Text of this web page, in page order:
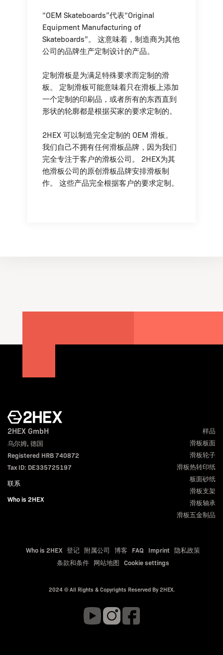
“OEM Skateboards”代表“Original
Equipment Manufacturing of
Skateboards”。 这意味着，制造商为其他
公司的品牌生产定制设计的产品。
定制滑板是为满足特殊要求而定制的滑
板。 定制滑板可能意味着只在滑板上添加
一个定制的印刷品，或者所有的东西直到
形状的轮廓都是根据买家的要求定制的。
2HEX 可以制造完全定制的 OEM 滑板。
我们自己不拥有任何滑板品牌，因为我们
完全专注于客户的滑板公司。 2HEX为其
他滑板公司的原创滑板品牌安排滑板制
作。 这些产品完全根据客户的要求定制。
2HEX GmbH
乌尔姆, 德国
Registered HRB 740872
Tax ID: DE335725197
联系
Who is 2HEX
样品
滑板板面
滑板轮子
滑板热转印纸
板面砂纸
滑板支架
滑板轴承
滑板五金制品
Who is 2HEX 登记 附属公司 博客 FAQ Imprint 隐私政策
条款和条件
网站地图 Cookie settings
2024 © All Rights & Copyrights Reserved By 2HEX.